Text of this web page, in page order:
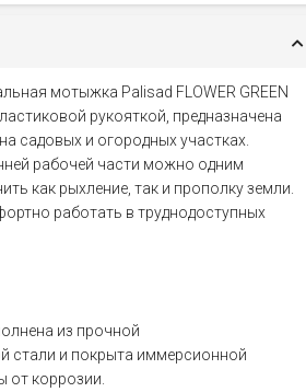
мотыжка Palisad FLOWER GREEN
рукояткой, предназначена
садовых и огородных участках.
рабочей части можно одним
как рыхление, так и прополку земли.
работать в труднодоступных
из прочной
стали и покрыта иммерсионной
от коррозии.